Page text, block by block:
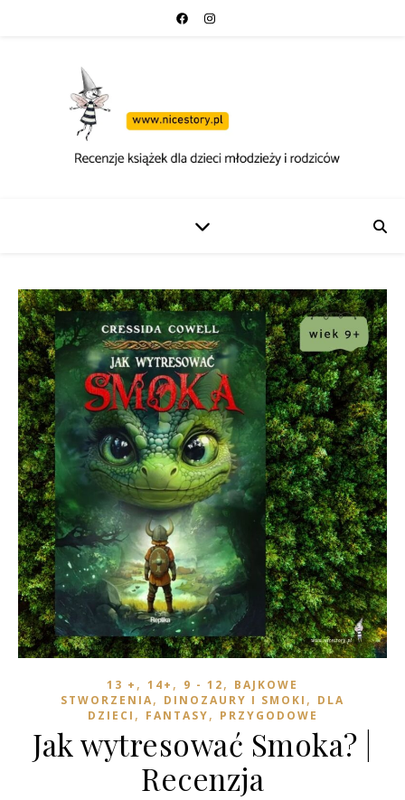
13 + , 14+ , 9 - 12, BAJKOWE
STWORZENIA, DINOZAURY I SMOKI , DLA
DZIECI , FANTASY, PRZYGODOWE
Jak wytresować Smoka? |
Recenzja